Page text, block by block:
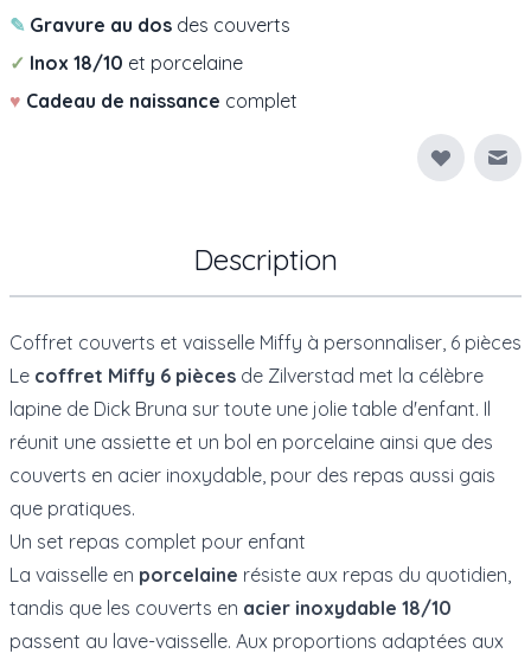
✎ Gravure au dos des couverts
✓ Inox 18/10 et porcelaine
♥ Cadeau de naissance complet
Description
Coffret couverts et vaisselle Miffy à personnaliser, 6 pièces
Le coffret Miffy 6 pièces de Zilverstad met la célèbre
lapine de Dick Bruna sur toute une jolie table d'enfant. Il
réunit une assiette et un bol en porcelaine ainsi que des
couverts en acier inoxydable, pour des repas aussi gais
que pratiques.
Un set repas complet pour enfant
La vaisselle en porcelaine résiste aux repas du quotidien,
tandis que les couverts en acier inoxydable 18/10
passent au lave-vaisselle. Aux proportions adaptées aux